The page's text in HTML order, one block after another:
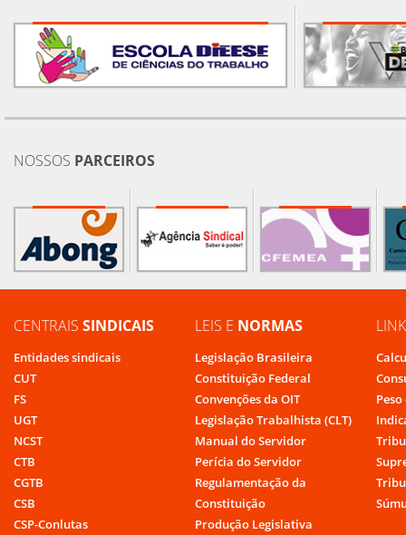
NOSSOS PARCEIROS
CENTRAIS SINDICAIS
Entidades sindicais
CUT
FS
UGT
NCST
CTB
CGTB
CSB
CSP-Conlutas
LEIS E NORMAS
Legislação Brasileira
Constituição Federal
Convenções da OIT
Legislação Trabalhista (CLT)
Manual do Servidor
Perícia do Servidor
Regulamentação da
Constituição
Produção Legislativa